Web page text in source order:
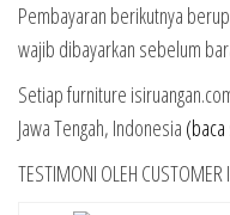
Pembayaran berikutnya
wajib dibayarkan sebelum
Setiap furniture
Jawa Tengah, Indonesia
TESTIMONI OLEH CUSTOMER